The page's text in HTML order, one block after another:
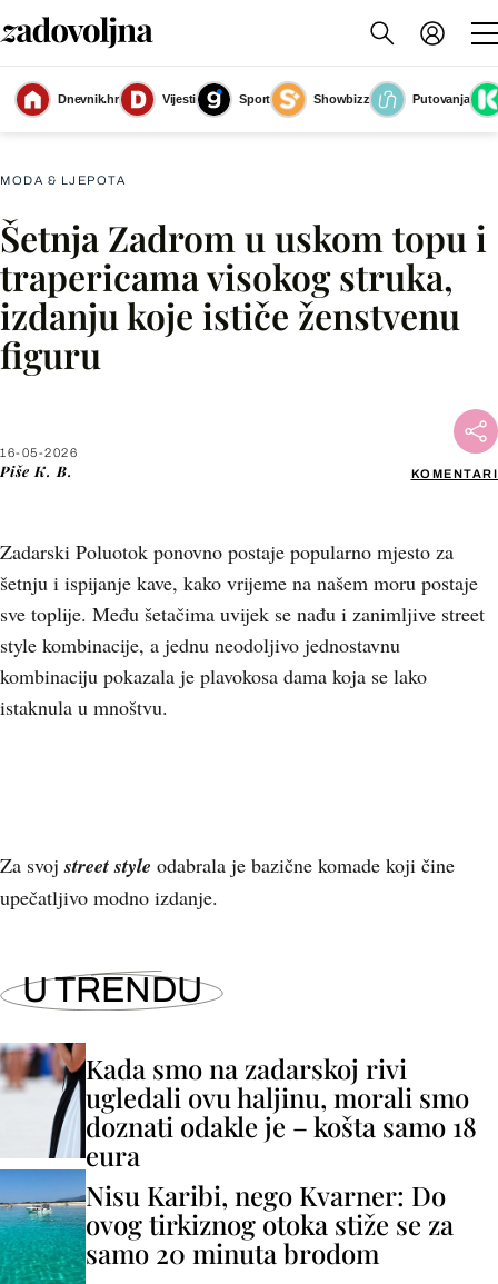
Dnevnik.hr Vijesti Sport Showbizz
Putovanja
Street stylerica iz Zadra nosi uski crveni top
(Foto: Zvonko Pavic/Cropix)
MODA & LJEPOTA
Šetnja Zadrom u uskom topu i
trapericama visokog struka,
izdanju koje ističe ženstvenu
figuru
16-05-2026
Piše K. B. KOMENTARI
Zadarski Poluotok ponovno postaje popularno mjesto za
šetnju i ispijanje kave, kako vrijeme na našem moru postaje
sve toplije. Među šetačima uvijek se nađu i zanimljive street
style kombinacije, a jednu neodoljivo jednostavnu
kombinaciju pokazala je plavokosa dama koja se lako
istaknula u mnoštvu.
Facebook
X
Za svojstreet style odabrala je bazične komade koji čine
upečatljivo modno izdanje.
U TRENDU
Kada smo na zadarskoj rivi
ugledali ovu haljinu, morali smo
doznati odakle je – košta samo 18
eura
Nisu Karibi, nego Kvarner: Do
ovog tirkiznog otoka stiže se za
samo 20 minuta brodom